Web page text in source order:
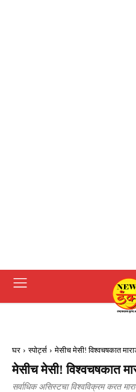
घर स्पोर्ट्स मेसीच मेसी! विश्वचषकात
मेसीच मेसी! विश्वचषकात
सर्वाधिक असिस्टचा विश्वविक्रम करत